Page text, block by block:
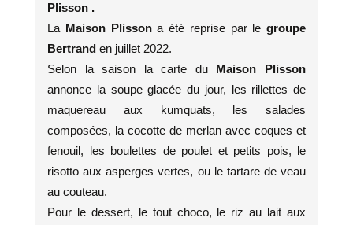
Plisson .
La Maison Plissona été reprise par le groupe
Bertrand en juillet 2022.
Selon la saison la carte duMaison Plisson
annonce la soupe glacée du jour, les rillettes de
maquereau aux kumquats, les salades
composées, la cocotte de merlan avec coques et
fenouil, les boulettes de poulet et petits pois, le
risotto aux asperges vertes, ou le tartare de veau
au couteau.
Pour le dessert, le tout choco, le riz au lait aux